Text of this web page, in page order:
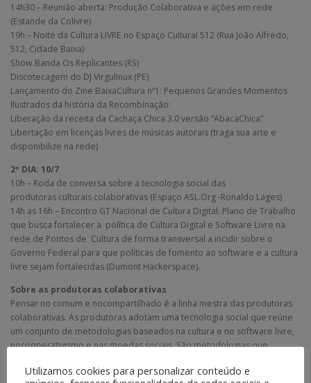
14h30 – Reunião aberta: Produção Colaborativa e ações em rede
(Estande da Colivre)
19h – Noite da Cultura LIVRE no Espaço Cultural 512 (Rua João Alfredo,
512, Cidade Baixa)
Show Banda Os Replicantes (RS)
Discotecagem do DJ Virgulinux (PE)
Lançamento do Zine BaixaCultura nº1: Pequenos Grandes Momentos
Ilustrados da história da Recombinação:
Liberação da receita da Cachaça Chica 3.0 versão ”AbacaChica”
Libertação em licenças livres de músicas autorais (traga sua arte e
disponibilize na rede)
2º DIA: 10/7
10h – Roda de conversa sobre a tecnologia social das
produtoras culturais colaborativas (Espaço ASL.Org -Ronaldo Lages)
14h as 16h – Encontro GT Nacional de Cultura Digital: Plano de Trabalho
que busca fortalecer a política de Cultura Digital e Software Livre na
rede de Pontos de Cultura de forma transversal a incidir sobre o
Governo Federal para que políticas de fomento ao software e a cultura
livre sejam fortalecidas (Dumont Hackerspace).
Sobre as produtoras colaborativas
Pensar no comum e nocompartilhado é a linha mestra das produtoras
colaborativas. As produtoras adotam uma tecnologia social que reúne
um conjunto de metodologias baseados na cultura e no software livre,
nocooperativismo e nas moedas sociais. São metodologias que
Quilombo do Sopapoe da Biblioteca do Fórum Social Mundial em Porto
Utilizamos cookies para personalizar conteúdo e